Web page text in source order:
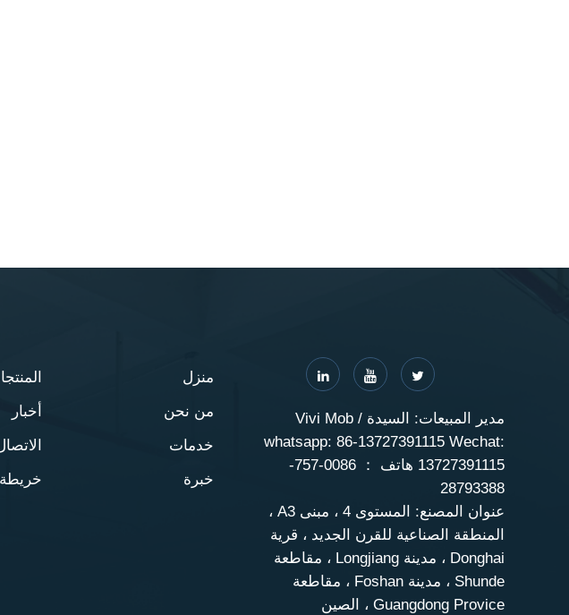
منزل
من نحن
خدمات
خبرة
أخبار
مدير المبيعات: السيدة Vivi Mob /
whatsapp: 86-13727391115 Wechat:
13727391115 هاتف ： 0086-757-
28793388
عنوان المصنع: المستوى 4 ، مبنى A3 ،
المنطقة الصناعية للقرن الجديد ، قرية
Donghai ، مدينة Longjiang ، مقاطعة
Shunde ، مدينة Foshan ، مقاطعة
Guangdong Provice ، الصين